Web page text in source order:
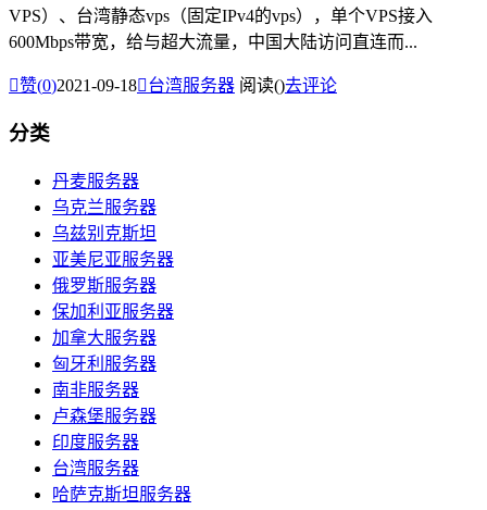
VPS）、台湾静态vps（固定IPv4的vps），单个VPS接入
600Mbps带宽，给与超大流量，中国大陆访问直连而...
赞(0)2021-09-18台湾服务器 阅读()去评论
分类
丹麦服务器
乌克兰服务器
乌兹别克斯坦
亚美尼亚服务器
俄罗斯服务器
保加利亚服务器
加拿大服务器
匈牙利服务器
南非服务器
卢森堡服务器
印度服务器
台湾服务器
哈萨克斯坦服务器